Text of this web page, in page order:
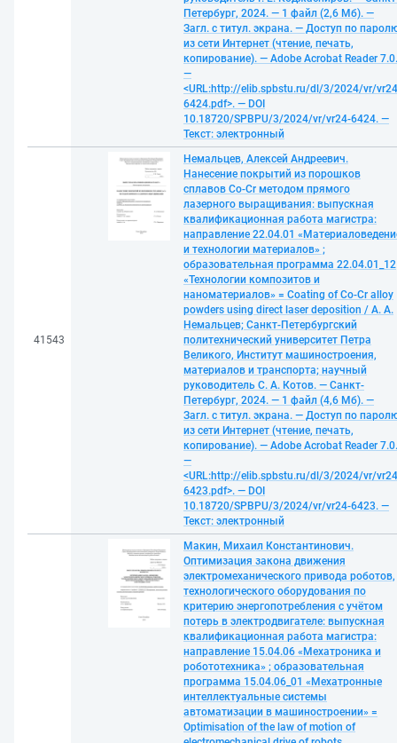
Петербург, 2024. — 1 файл (2,6 Мб). —
Загл. с титул. экрана. — Доступ по
из сети Интернет (чтение, печать,
копирование). — Adobe Acrobat Reader 7.0.
—
<URL:http://elib.spbstu.ru/dl/3/2024/vr/
6424.pdf>. — DOI
10.18720/SPBPU/3/2024/vr/vr24-6424. —
Текст: электронный
41543
Немальцев, Алексей Андреевич.
Нанесение покрытий из порошков
сплавов Co-Cr методом прямого
лазерного выращивания: выпускная
квалификационная работа магистра:
направление 22.04.01
и технологии материалов» ;
образовательная программа 22.04.01_12
«Технологии композитов и
наноматериалов» = Coating of Co-Cr alloy
powders using direct laser deposition / А. А.
Немальцев; Санкт-Петербургский
политехнический университет Петра
Великого, Институт машиностроения,
материалов и транспорта; научный
руководитель С. А. Котов. — Санкт-
Петербург, 2024. — 1 файл (4,6 Мб). —
Загл. с титул. экрана. — Доступ по
из сети Интернет (чтение, печать,
копирование). — Adobe Acrobat Reader 7.0.
—
<URL:http://elib.spbstu.ru/dl/3/2024/vr/
6423.pdf>. — DOI
10.18720/SPBPU/3/2024/vr/vr24-6423. —
Текст: электронный
Макин, Михаил Константинович.
Оптимизация закона движения
электромеханического привода роботов,
технологического оборудования по
критерию энергопотребления с учётом
потерь в электродвигателе: выпускная
квалификационная работа магистра:
направление 15.04.06 «Мехатроника и
робототехника» ; образовательная
программа 15.04.06_01 «Мехатронные
интеллектуальные системы
автоматизации в машиностроении» =
Optimisation of the law of motion of